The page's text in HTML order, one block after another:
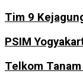
Tim 9
PSIM
Telkom